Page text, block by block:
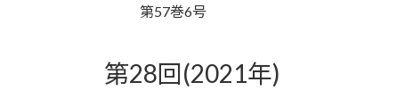
第57巻6号
第28回(2021年)